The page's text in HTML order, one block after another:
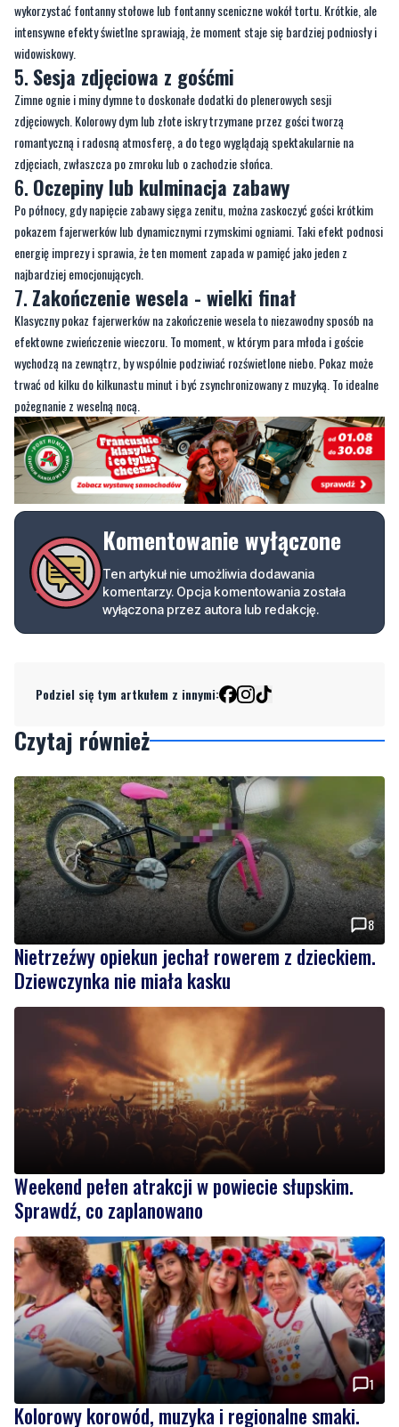
wykorzystać fontanny stołowe lub fontanny sceniczne wokół tortu. Krótkie, ale
intensywne efekty świetlne sprawiają, że moment staje się bardziej podniosły i
widowiskowy.
5. Sesja zdjęciowa z gośćmi
Zimne ognie i miny dymne to doskonałe dodatki do plenerowych sesji
zdjęciowych. Kolorowy dym lub złote iskry trzymane przez gości tworzą
romantyczną i radosną atmosferę, a do tego wyglądają spektakularnie na
zdjęciach, zwłaszcza po zmroku lub o zachodzie słońca.
6. Oczepiny lub kulminacja zabawy
Po północy, gdy napięcie zabawy sięga zenitu, można zaskoczyć gości krótkim
pokazem fajerwerków lub dynamicznymi rzymskimi ogniami. Taki efekt podnosi
energię imprezy i sprawia, że ten moment zapada w pamięć jako jeden z
najbardziej emocjonujących.
7. Zakończenie wesela - wielki finał
Klasyczny pokaz fajerwerków na zakończenie wesela to niezawodny sposób na
efektowne zwieńczenie wieczoru. To moment, w którym para młoda i goście
wychodzą na zewnątrz, by wspólnie podziwiać rozświetlone niebo. Pokaz może
trwać od kilku do kilkunastu minut i być zsynchronizowany z muzyką. To idealne
pożegnanie z weselną nocą.
Komentowanie wyłączone
Ten artykuł nie umożliwia dodawania
komentarzy. Opcja komentowania została
wyłączona przez autora lub redakcję.
Podziel się tym artkułem z innymi:
Czytaj również
8
Nietrzeźwy opiekun jechał rowerem z dzieckiem.
Dziewczynka nie miała kasku
Weekend pełen atrakcji w powiecie słupskim.
Sprawdź, co zaplanowano
1
Kolorowy korowód, muzyka i regionalne smaki.